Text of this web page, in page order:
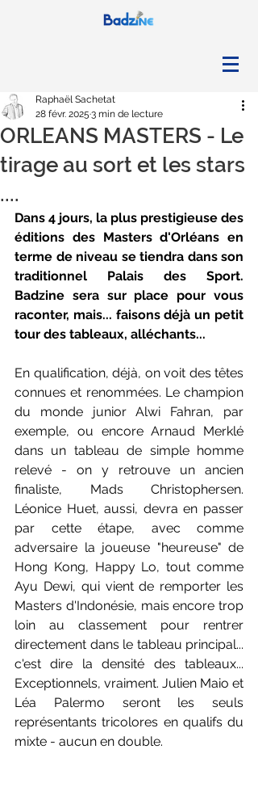
ORLEANS MASTERS - Le
tirage au sort et les stars
....
Raphaël Sachetat
28 févr. 2025 3 min de lecture
Dans 4 jours, la plus prestigieuse des
éditions des Masters d'Orléans en
terme de niveau se tiendra dans son
traditionnel Palais des Sport.
Badzine sera sur place pour vous
raconter, mais... faisons déjà un petit
tour des tableaux, alléchants...
En qualification, déjà, on voit des têtes
connues et renommées. Le champion
du monde junior Alwi Fahran, par
exemple, ou encore Arnaud Merklé
dans un tableau de simple homme
relevé - on y retrouve un ancien
finaliste, Mads Christophersen.
Léonice Huet, aussi, devra en passer
par cette étape, avec comme
adversaire la joueuse "heureuse" de
Hong Kong, Happy Lo, tout comme
Ayu Dewi, qui vient de remporter les
Masters d'Indonésie, mais encore trop
loin au classement pour rentrer
directement dans le tableau principal...
c'est dire la densité des tableaux...
Exceptionnels, vraiment. Julien Maio et
Léa Palermo seront les seuls
représentants tricolores en qualifs du
mixte - aucun en double.